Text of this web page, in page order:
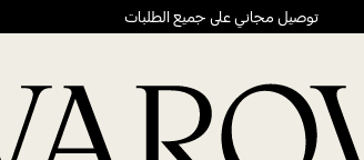
توصيل مجاني على جميع الطلبات